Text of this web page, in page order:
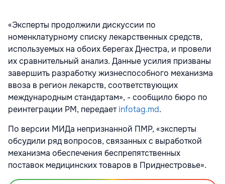
«Эксперты продолжили дискуссии по
номенклатурному списку лекарственных средств,
используемых на обоих берегах Днестра, и провели
их сравнительный анализ. Данные усилия призваны
завершить разработку жизнеспособного механизма
ввоза в регион лекарств, соответствующих
международным стандартам», - сообщило бюро по
реинтеграции РМ, передаетinfotag.md.
По версии МИДа непризнанной ПМР, «эксперты
обсудили ряд вопросов, связанных с выработкой
механизма обеспечения беспрепятственных
поставок медицинских товаров в Приднестровье».